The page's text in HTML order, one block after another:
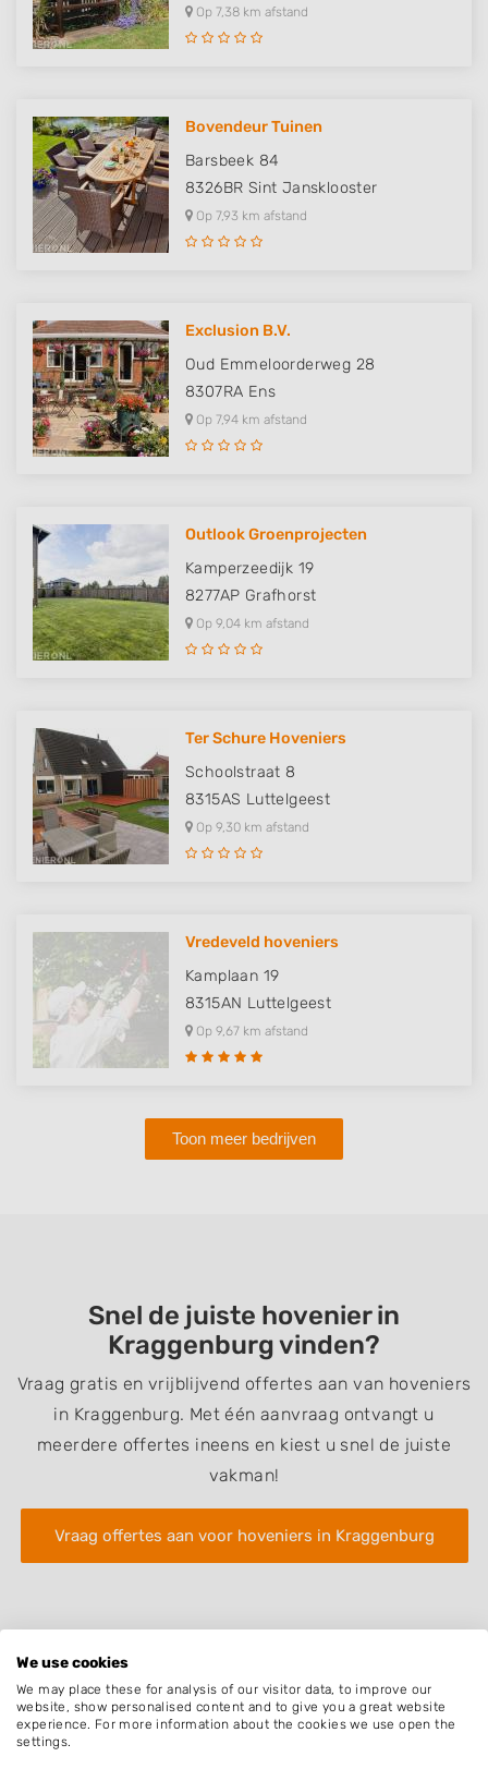
Op 7,38 km afstand
Bovendeur Tuinen
Barsbeek 84
8326BR Sint Jansklooster
Op 7,93 km afstand
Exclusion B.V.
Oud Emmeloorderweg 28
8307RA Ens
Op 7,94 km afstand
Outlook Groenprojecten
Kamperzeedijk 19
8277AP Grafhorst
Op 9,04 km afstand
Ter Schure Hoveniers
Schoolstraat 8
8315AS Luttelgeest
Op 9,30 km afstand
Vredeveld hoveniers
Kamplaan 19
8315AN Luttelgeest
Op 9,67 km afstand
Toon meer bedrijven
Snel de juiste hovenier in
Kraggenburg vinden?
Vraag gratis en vrijblijvend offertes aan van hoveniers
in Kraggenburg. Met één aanvraag ontvangt u
meerdere offertes ineens en kiest u snel de juiste
vakman!
Vraag offertes aan voor hoveniers in Kraggenburg
Plaatsen in de buurt
We use cookies
We may place these for analysis of our visitor data, to improve our
website, show personalised content and to give you a great website
experience. For more information about the cookies we use open the
settings.